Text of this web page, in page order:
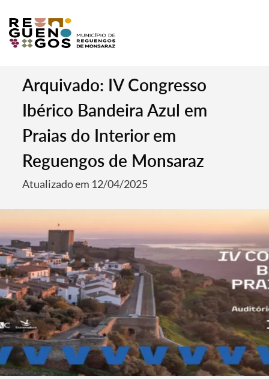
Arquivado: IV Congresso
Ibérico Bandeira Azul em
Praias do Interior em
Reguengos de Monsaraz
Atualizado em 12/04/2025